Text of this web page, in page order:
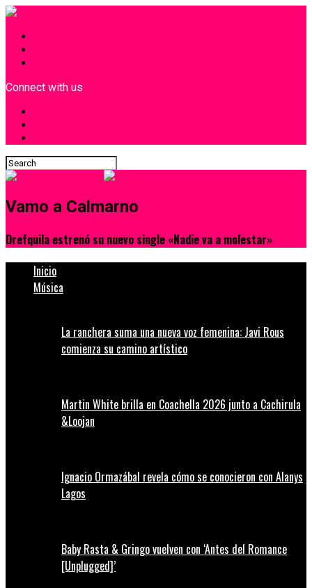
Connect with us
Vamo a Calmarno
Drefquila estrenó su nuevo single «Nadie va a molestar»
Inicio
Música
La ranchera suma una nueva voz femenina: Javi Rous
comienza su camino artístico
Martin White brilla en Coachella 2026 junto a Cachirula
&Loojan
Ignacio Ormazábal revela cómo se conocieron con Alanys
Lagos
Baby Rasta & Gringo vuelven con ‘Antes del Romance
[Unplugged]’